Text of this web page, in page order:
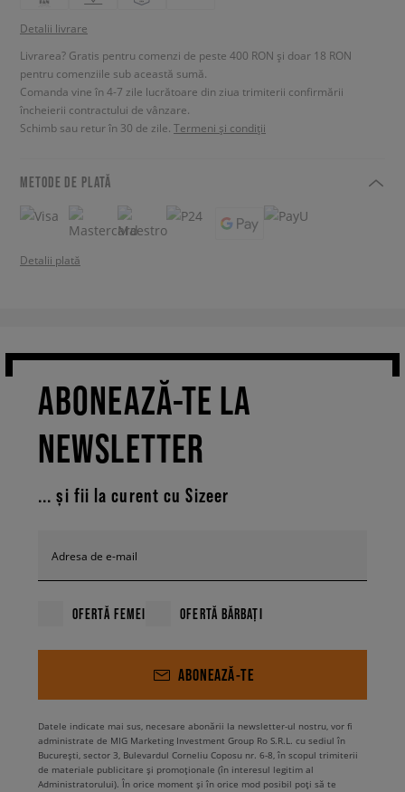
Detalii livrare
Livrarea? Gratis pentru comenzi de peste 400 RON și doar 18 RON
pentru comenziile sub această sumă.
Comanda vine în 4-7 zile lucrătoare din ziua trimiterii confirmării
încheierii contractului de vânzare.
Schimb sau retur în 30 de zile. Termeni și condiții
METODE DE PLATĂ
Detalii plată
ABONEAZĂ-TE LA
NEWSLETTER
... și fii la curent cu Sizeer
Adresa de e-mail
OFERTĂ FEMEI OFERTĂ BĂRBAȚI
ABONEAZĂ-TE
Datele indicate mai sus, necesare abonării la newsletter-ul nostru, vor fi
administrate de MIG Marketing Investment Group Ro S.R.L. cu sediul în
București, sector 3, Bulevardul Corneliu Coposu nr. 6-8, în scopul trimiterii
de materiale publicitare și promoționale (în interesul legitim al
Administratorului). În orice moment și în orice mod posibil poți să te